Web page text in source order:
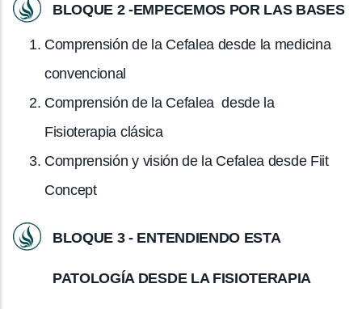
BLOQUE 2 -EMPECEMOS POR LAS BASES
Comprensión de la Cefalea desde la medicina
convencional
Comprensión de la Cefalea desde la
Fisioterapia clásica
Comprensión y visión de la Cefalea desde Fiit
Concept
BLOQUE 3 - ENTENDIENDO ESTA
PATOLOGÍA DESDE LA FISIOTERAPIA